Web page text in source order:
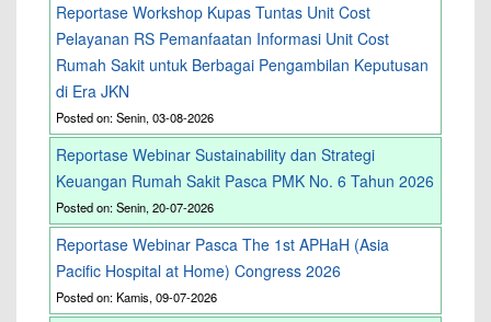
Reportase Workshop Kupas Tuntas Unit Cost
Pelayanan RS Pemanfaatan Informasi Unit Cost
Rumah Sakit untuk Berbagai Pengambilan Keputusan
di Era JKN
Posted on: Senin, 03-08-2026
Reportase Webinar Sustainability dan Strategi
Keuangan Rumah Sakit Pasca PMK No. 6 Tahun 2026
Posted on: Senin, 20-07-2026
Reportase Webinar Pasca The 1st APHaH (Asia
Pacific Hospital at Home) Congress 2026
Posted on: Kamis, 09-07-2026